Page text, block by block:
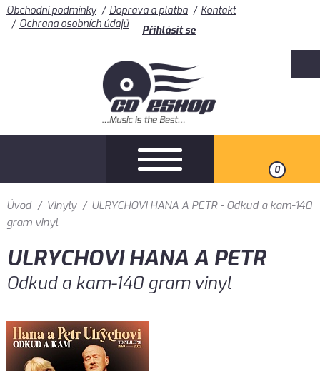
Obchodní podmínky Doprava a platba
Kontakt
Ochrana osobních údajů
Přihlásit se
0
Úvod / Vinyly / ULRYCHOVI HANA A PETR - Odkud a kam-140
gram vinyl
ULRYCHOVI HANA A PETR
Odkud a kam-140 gram vinyl